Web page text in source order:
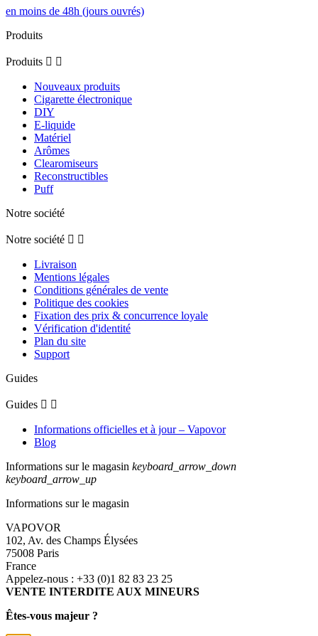
en moins de 48h (jours ouvrés)
Produits
Produits  
Nouveaux produits
Cigarette électronique
DIY
E-liquide
Matériel
Arômes
Clearomiseurs
Reconstructibles
Puff
Notre société
Notre société  
Livraison
Mentions légales
Conditions générales de vente
Politique des cookies
Fixation des prix & concurrence loyale
Vérification d'identité
Plan du site
Support
Guides
Guides  
Informations officielles et à jour – Vapovor
Blog
Informations sur le magasin keyboard_arrow_down
keyboard_arrow_up
Informations sur le magasin
VAPOVOR
102, Av. des Champs Élysées
75008 Paris
France
Appelez-nous : +33 (0)1 82 83 23 25
VENTE INTERDITE AUX MINEURS
Êtes-vous majeur ?